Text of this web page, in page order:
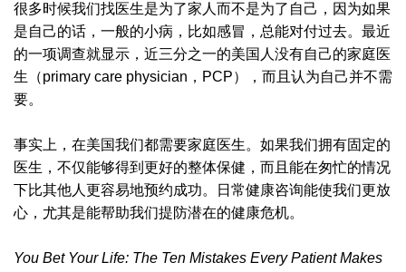
很多时候我们找医生是为了家人而不是为了自己，因为如果
是自己的话，一般的小病，比如感冒，总能对付过去。最近
的一项调查就显示，近三分之一的美国人没有自己的家庭医
生（primary care physician，PCP），而且认为自己并不需
要。
事实上，在美国我们都需要家庭医生。如果我们拥有固定的
医生，不仅能够得到更好的整体保健，而且能在匆忙的情况
下比其他人更容易地预约成功。日常健康咨询能使我们更放
心，尤其是能帮助我们提防潜在的健康危机。
You Bet Your Life: The Ten Mistakes Every Patient Makes